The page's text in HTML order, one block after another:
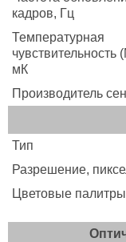
кадров, Гц
Температурная
чувствительность
мК
Производитель
Тип
Разрешение,
Цветовые палитры